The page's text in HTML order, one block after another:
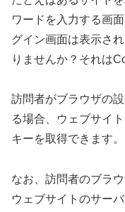
ワードを入力する画
グイン画面は表示さ
りませんか？それは
訪問者がブラウザの
る場合、ウェブサイ
キーを取得できます。
なお、訪問者のブラ
ウェブサイトのサー